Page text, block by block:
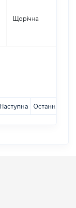
Щорічна
Наступна Остання